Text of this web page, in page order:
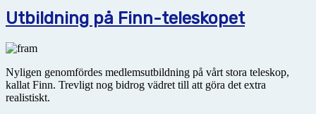
Utbildning på Finn-teleskopet
Nyligen genomfördes medlemsutbildning på vårt stora teleskop,
kallat Finn. Trevligt nog bidrog vädret till att göra det extra
realistiskt.